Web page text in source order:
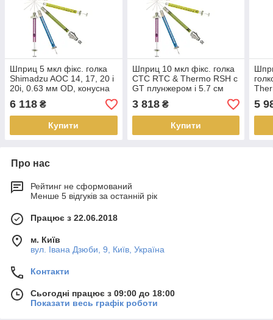
Шприц 5 мкл фікс. голка
Shimadzu AOC 14, 17, 20 і
20i, 0.63 мм OD, конусна
голка
6 118 ₴
Купити
Шприц 10 мкл фікс. голка
CTC RTC & Thermo RSH c
GT плунжером і 5.7 см
0.47 мм OD конусною
голкою
3 818₴
Купити
з
5
Про нас
Рейтинг не сформований
Менше 5 відгуків за останній рік
Працює з 22.06.2018
м. Київ
вул. Івана Дзюби, 9, Київ, Україна
Контакти
Сьогодні працює з 09:00 до 18:00
Показати весь графік роботи